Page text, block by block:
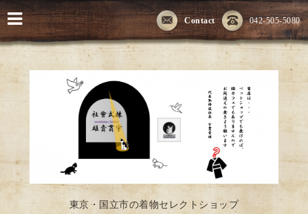
042-505-5080
Contact
東京・国立市の着物セレクトショップ